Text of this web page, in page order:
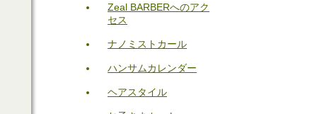
Zeal BARBERへのアク
セス
ナノミストカール
ハンサムカレンダー
ヘアスタイル